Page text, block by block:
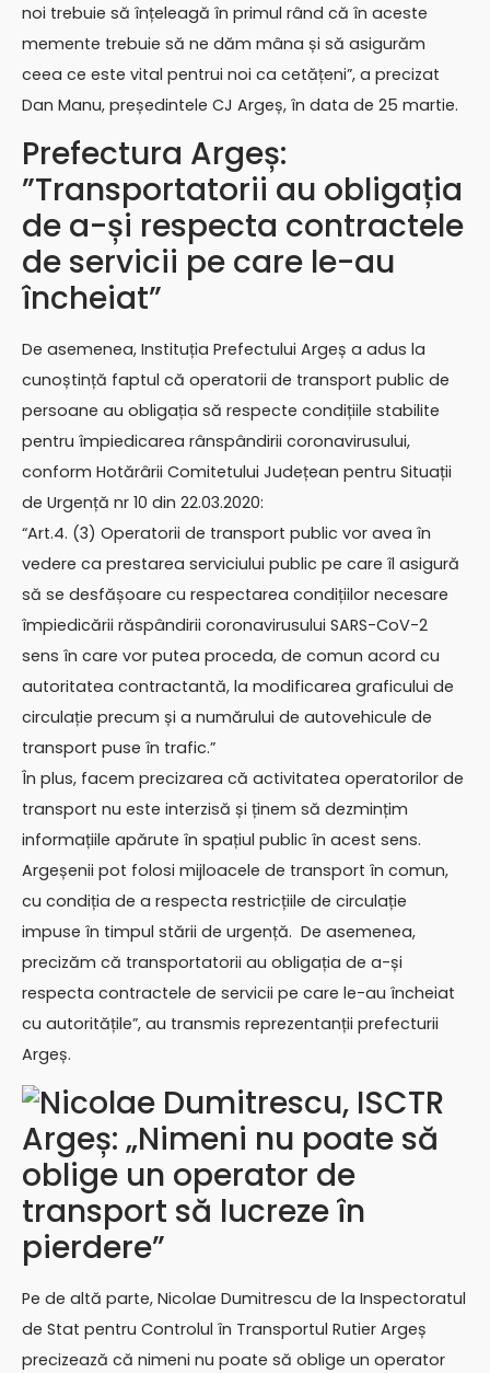
noi trebuie să înțeleagă în primul rând că în aceste
memente trebuie să ne dăm mâna și să asigurăm
ceea ce este vital pentrui noi ca cetățeni”, a precizat
Dan Manu, președintele CJ Argeș, în data de 25 martie.
Prefectura Argeș:
”Transportatorii au obligația
de a-și respecta contractele
de servicii pe care le-au
încheiat”
De asemenea, Instituția Prefectului Argeș a adus la
cunoștință faptul că operatorii de transport public de
persoane au obligația să respecte condițiile stabilite
pentru împiedicarea rânspândirii coronavirusului,
conform Hotărârii Comitetului Județean pentru Situații
de Urgență nr 10 din 22.03.2020:
“Art.4. (3) Operatorii de transport public vor avea în
vedere ca prestarea serviciului public pe care îl asigură
să se desfășoare cu respectarea condițiilor necesare
împiedicării răspândirii coronavirusului SARS-CoV-2
sens în care vor putea proceda, de comun acord cu
autoritatea contractantă, la modificarea graficului de
circulație precum și a numărului de autovehicule de
transport puse în trafic.”
În plus, facem precizarea că activitatea operatorilor de
transport nu este interzisă și ținem să dezmințim
informațiile apărute în spațiul public în acest sens.
Argeșenii pot folosi mijloacele de transport în comun,
cu condiția de a respecta restricțiile de circulație
impuse în timpul stării de urgență. De asemenea,
precizăm că transportatorii au obligația de a-și
respecta contractele de servicii pe care le-au încheiat
cu autoritățile”, au transmis reprezentanții prefecturii
Argeș.
Nicolae Dumitrescu, ISCTR
Argeș: „Nimeni nu poate să
oblige un operator de
transport să lucreze în
pierdere”
Pe de altă parte, Nicolae Dumitrescu de la Inspectoratul
de Stat pentru Controlul în Transportul Rutier Argeș
precizează că nimeni nu poate să oblige un operator